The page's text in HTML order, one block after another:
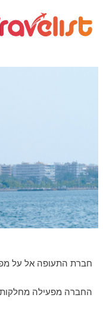
חברת התעופה אל על
החברה מפעילה מחלקות